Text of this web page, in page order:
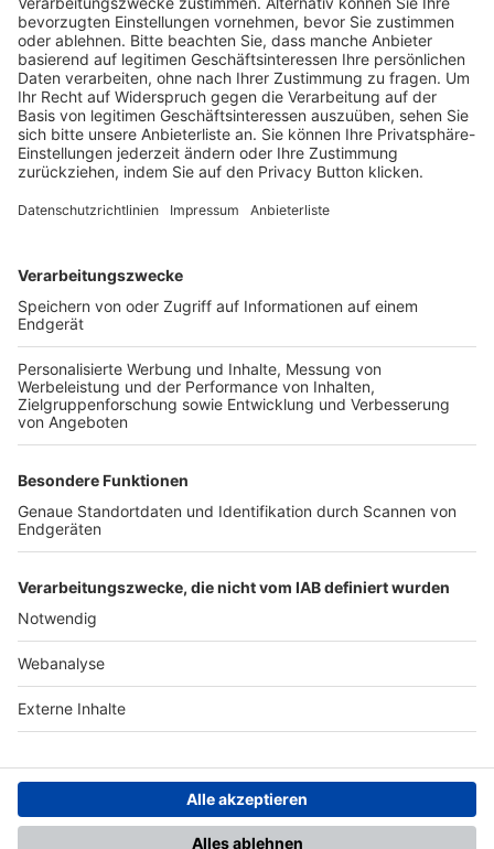
Schulungsangebot Vereinsmitarbeiter
BFV-Geschäftsstellen
Trainerbörse
Login SpielPlus
FOLGE DEM BFV
TOP-VEREINE
TOP-PARTNER
Nutzungsbedingungen Datenschutz Impressum